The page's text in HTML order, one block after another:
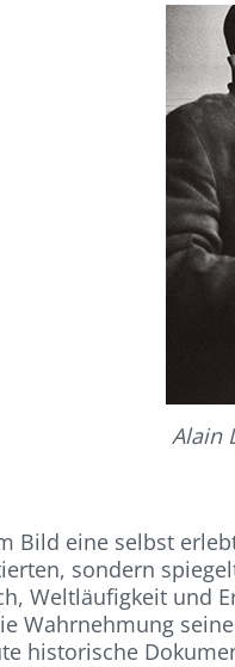
Alain
Bild eine selbst
sondern
Weltläufigkeit und
Wahrnehmung
historische